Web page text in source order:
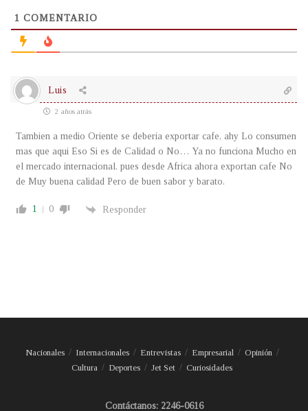
1 COMENTARIO
Luis
2 años atrás
Tambien a medio Oriente se deberia exportar cafe, ahy Lo consumen
mas que aqui Eso Si es de Calidad o No… Ya no funciona Mucho en
el mercado internacional. pues desde Africa ahora exportan cafe No
de Muy buena calidad Pero de buen sabor y barato.
1 0 Responder
Nacionales Internacionales Entrevistas Empresarial
Opinión
Cultura
Deportes Jet Set Curiosidades
Contáctanos: 2246-0616